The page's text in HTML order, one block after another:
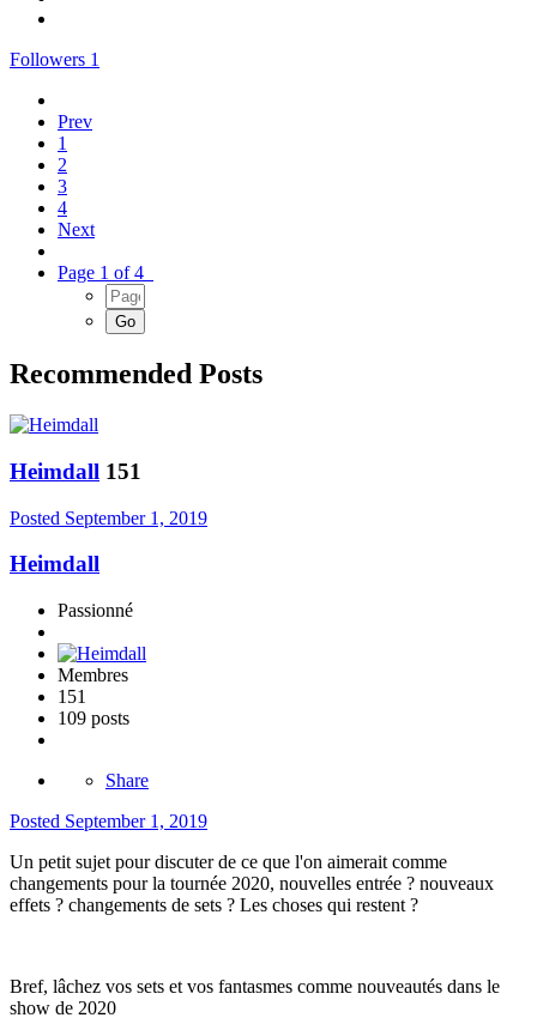
Followers 1
Prev
1
2
3
4
Next
Page 1 of 4
Recommended Posts
Heimdall 151
Posted September 1, 2019
Heimdall
Passionné
Membres
151
109 posts
Share
Posted September 1, 2019
Un petit sujet pour discuter de ce que l'on aimerait comme
changements pour la tournée 2020, nouvelles entrée ? nouveaux
effets ? changements de sets ? Les choses qui restent ?
Bref, lâchez vos sets et vos fantasmes comme nouveautés dans le
show de 2020